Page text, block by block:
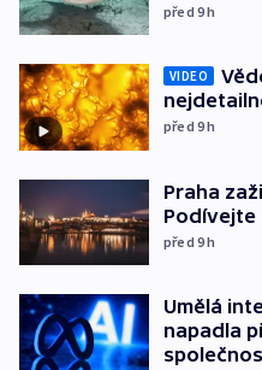
před 9h
VIDEO
před 9h
Praha
Podívejte
před 9h
Umělá
napadla